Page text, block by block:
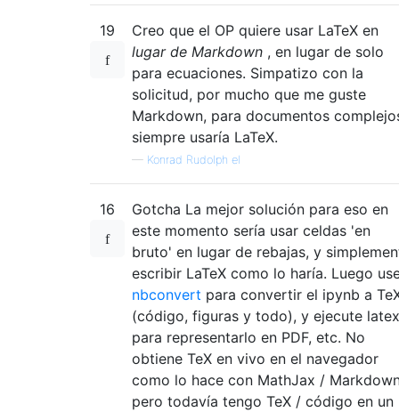
19
Creo que el OP quiere usar LaTeX en
lugar de Markdown , en lugar de solo
para ecuaciones. Simpatizo con la
solicitud, por mucho que me guste
Markdown, para documentos
siempre usaría LaTeX.
— Konrad Rudolph el
16
Gotcha La mejor solución para eso en
este momento sería usar celdas 'en
bruto' en lugar de rebajas, y
escribir LaTeX como lo haría. Luego
nbconvert para convertir el ipynb a
(código, figuras y todo), y ejecute latex
para representarlo en PDF, etc. No
obtiene TeX en vivo en el navegador
como lo hace con MathJax /
pero todavía tengo TeX / código en un